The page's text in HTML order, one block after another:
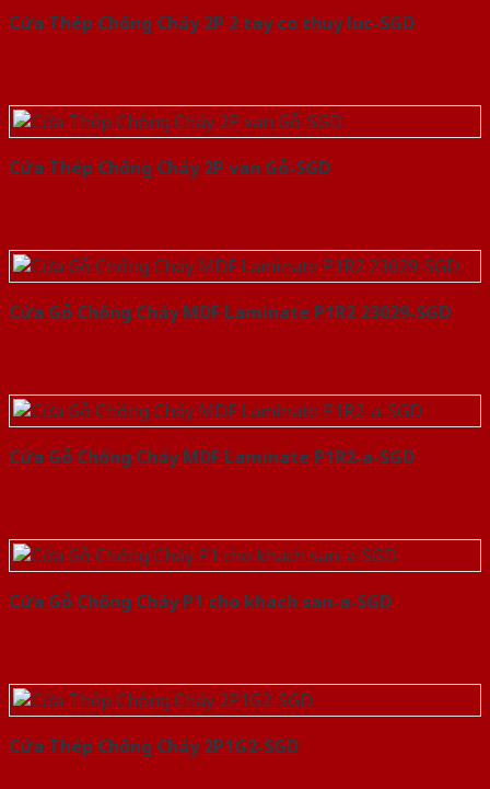
Cửa Thép Chống Cháy 2P 2 tay co thuy luc-SGD
Cửa Thép Chống Cháy 2P van Gỗ-SGD
Cửa Gỗ Chống Cháy MDF Laminate P1R2 23029-SGD
Cửa Gỗ Chống Cháy MDF Laminate P1R2-a-SGD
Cửa Gỗ Chống Cháy P1 cho khach san-a-SGD
Cửa Thép Chống Cháy 2P1G2-SGD